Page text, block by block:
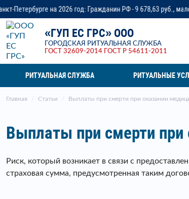
Гражданин РФ - 9 678,63 руб., малоимущая семья - до 14
«ГУП ЕС ГРС» ООО
ГОРОДСКАЯ РИТУАЛЬНАЯ СЛУЖБА
ГОСТ 32609-2014
ГОСТ Р 54611-2011
РИТУАЛЬНАЯ СЛУЖБА РИТУАЛЬНЫЕ
Главная Статьи Выплаты при смерти при оказании
Выплаты при смерти
Риск, который возникает в связи с
страховая сумма, предусмотренная таким